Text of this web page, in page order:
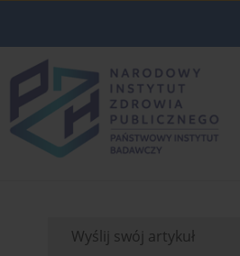
Wyślij swój artykuł